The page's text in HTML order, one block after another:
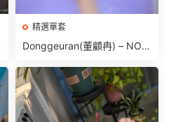
精選單套
Donggeuran(董顧冉) – NO.0